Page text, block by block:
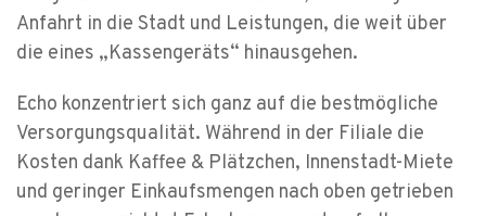
Anfahrt in die Stadt und Leistungen, die weit über
die eines „Kassengeräts“ hinausgehen.
Echo konzentriert sich ganz auf die bestmögliche
Versorgungsqualität. Während in der Filiale die
Kosten dank Kaffee & Plätzchen, Innenstadt-Miete
und geringer Einkaufsmengen nach oben getrieben